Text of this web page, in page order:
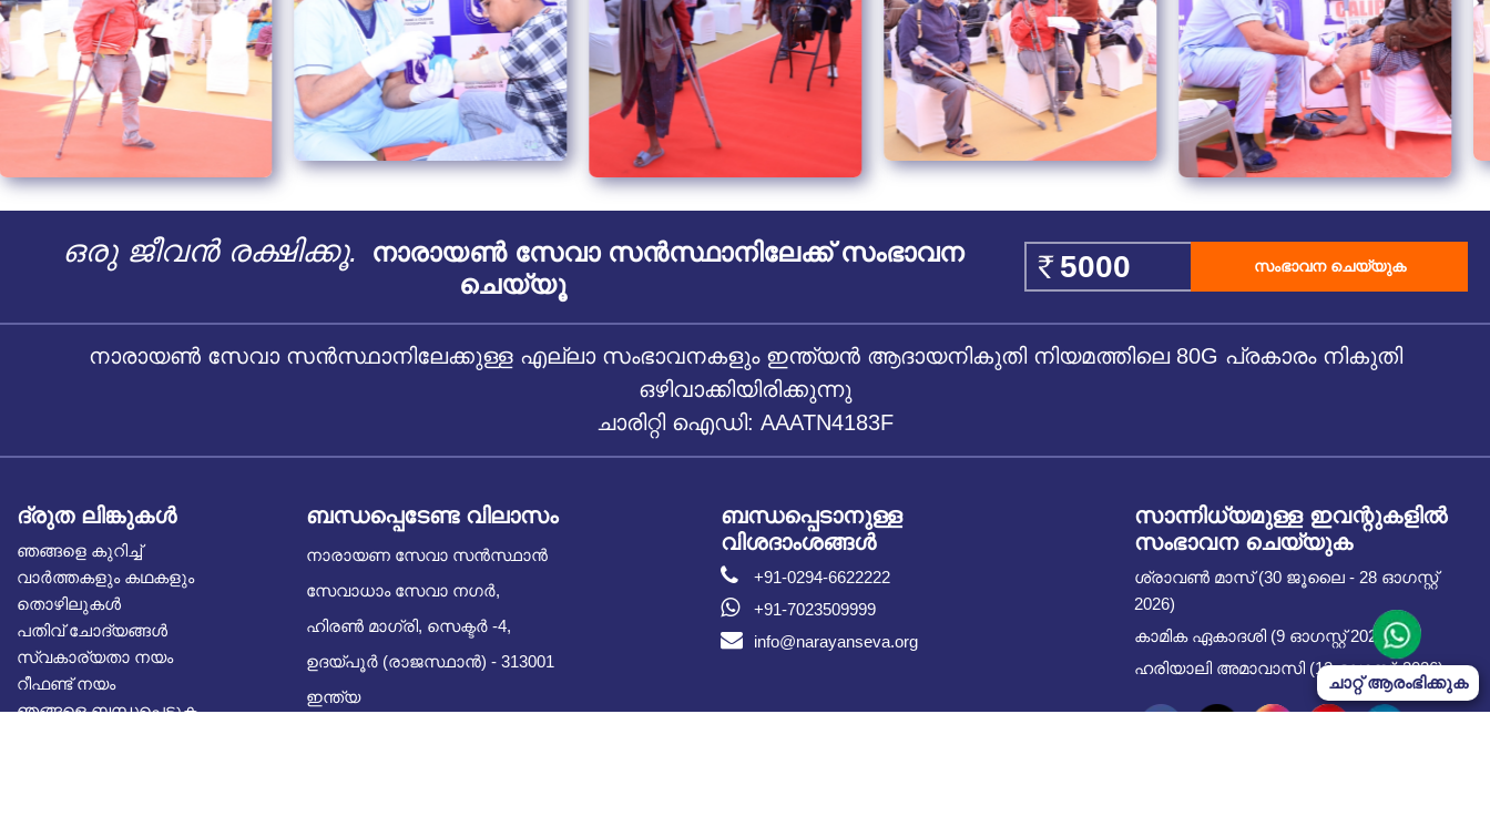
ചാറ്റ് ആരംഭിക്കുക
ഒരു ജീവൻ രക്ഷിക്കൂ.
നാരായൺ സേവാ സൻസ്ഥാനിലേക്ക് സംഭാവന
ചെയ്യൂ
സംഭാവന ചെയ്യുക
നാരായൺ സേവാ സൻസ്ഥാനിലേക്കുള്ള എല്ലാ സംഭാവനകളും ഇന്ത്യൻ ആദായനികുതി നിയമത്തിലെ 80G പ്രകാരം നികുതി
ഒഴിവാക്കിയിരിക്കുന്നു
ചാരിറ്റി ഐഡി: AAATN4183F
ദ്രുത ലിങ്കുകൾ
ഞങ്ങളെ കുറിച്ച്
വാർത്തകളും കഥകളും
തൊഴിലുകൾ
പതിവ് ചോദ്യങ്ങൾ
സ്വകാര്യതാ നയം
റീഫണ്ട് നയം
ഞങ്ങളെ ബന്ധപ്പെടുക
ബന്ധപ്പെടേണ്ട വിലാസം
നാരായണ സേവാ സൻസ്ഥാൻ
സേവാധാം സേവാ നഗർ,
ഹിരൺ മാഗ്രി, സെക്ടർ -4,
ഉദയ്പൂർ (രാജസ്ഥാൻ) - 313001
ഇന്ത്യ
ബന്ധപ്പെടാനുള്ള
വിശദാംശങ്ങൾ
+91-0294-6622222
+91-7023509999
info@narayanseva.org
സാന്നിധ്യമുള്ള ഇവന്റുകളില്‍
സംഭാവന ചെയ്യുക
ശ്രാവൺ മാസ് (30 ജൂലൈ - 28 ഓഗസ്റ്റ്
2026)
കാമിക ഏകാദശി (9 ഓഗസ്റ്റ് 2026)
ഹരിയാലി അമാവാസി (12 ഓഗസ്റ്റ്, 2026)